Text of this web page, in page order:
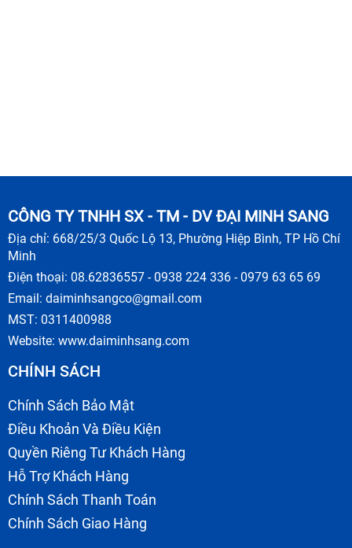
CÔNG TY TNHH SX - TM - DV ĐẠI MINH SANG
Địa chỉ: 668/25/3 Quốc Lộ 13, Phường Hiệp Bình, TP Hồ Chí
Minh
Điện thoại: 08.62836557 - 0938 224 336 - 0979 63 65 69
Email: daiminhsangco@gmail.com
MST: 0311400988
Website: www.daiminhsang.com
CHÍNH SÁCH
Chính Sách Bảo Mật
Điều Khoản Và Điều Kiện
Quyền Riêng Tư Khách Hàng
Hỗ Trợ Khách Hàng
Chính Sách Thanh Toán
Chính Sách Giao Hàng